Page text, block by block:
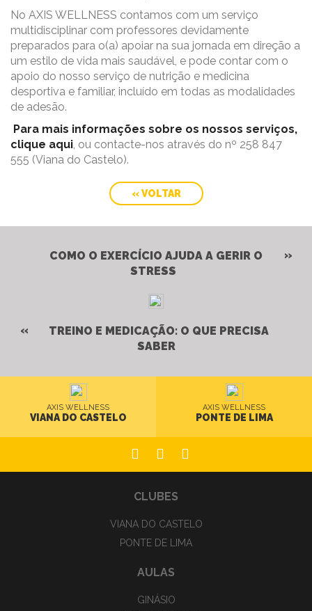
No AXIS WELLNESS contamos com um serviço
multidisciplinar com professores devidamente
preparados para o(a) apoiar na sua jornada em direção a
um estilo de vida mais saudável, e pode contar com o
apoio do nosso serviço de nutrição e medicina
desportiva e familiar, incluído em todas as modalidades
de adesão.
Para mais informações sobre os nossos serviços,
clique aqui, ou contacte-nos através do nº 258 847
555 (Viana do Castelo).
« VOLTAR
COMO O EXERCÍCIO AJUDA A GERIR O
STRESS
TREINO E MEDICAÇÃO: O QUE PRECISA
SABER
AXIS WELLNESS
VIANA DO CASTELO
AXIS WELLNESS
PONTE DE LIMA
CLUBES
VIANA DO CASTELO
PONTE DE LIMA
AULAS
GINÁSIO